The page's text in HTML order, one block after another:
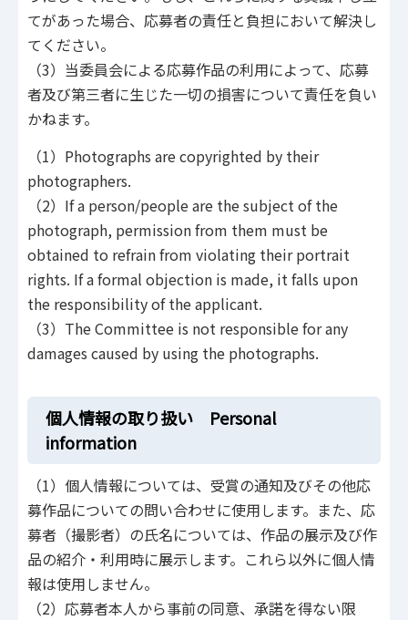
てがあった場合、応募者の責任と負担において解決し
てください。
（3）当委員会による応募作品の利用によって、応募
者及び第三者に生じた一切の損害について責任を負い
かねます。
（1）Photographs are copyrighted by their
photographers.
（2）If a person/people are the subject of the
photograph, permission from them must be
obtained to refrain from violating their portrait
rights. If a formal objection is made, it falls upon
the responsibility of the applicant.
（3）The Committee is not responsible for any
damages caused by using the photographs.
個人情報の取り扱い Personal
information
（1）個人情報については、受賞の通知及びその他応
募作品についての問い合わせに使用します。また、応
募者（撮影者）の氏名については、作品の展示及び作
品の紹介・利用時に展示します。これら以外に個人情
報は使用しません。
（2）応募者本人から事前の同意、承諾を得ない限